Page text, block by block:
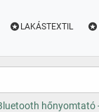
LAKÁSTEXTIL
hőnyomtató